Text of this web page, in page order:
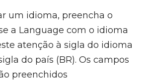
um idioma, preencha o
a Language com o idioma
atenção à sigla do idioma
do país (BR). Os campos
preenchidos